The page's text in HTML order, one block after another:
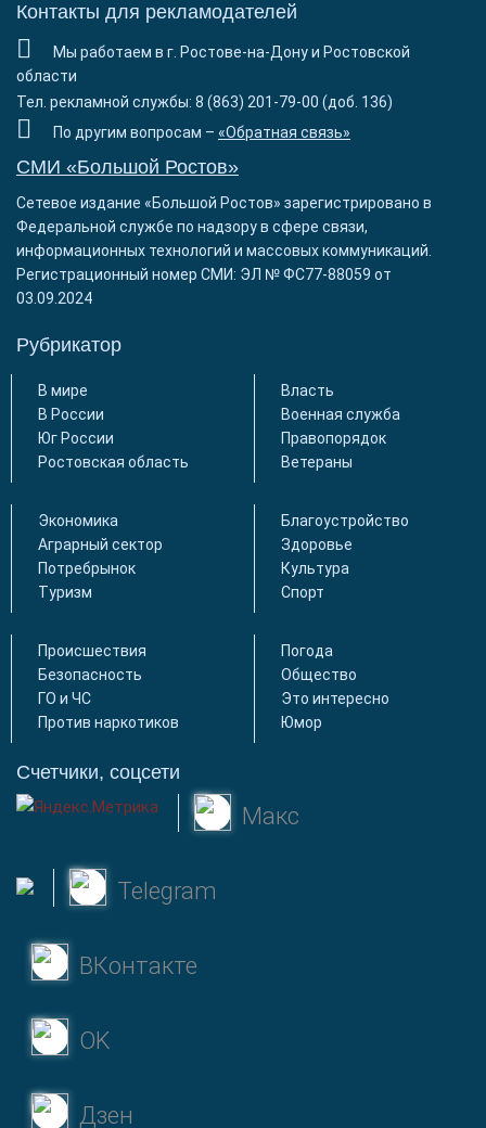
Контакты для рекламодателей
Мы работаем в г. Ростове-на-Дону и Ростовской
области
Тел. рекламной службы: 8 (863) 201-79-00 (доб. 136)
По другим вопросам – «Обратная связь»
СМИ «Большой Ростов»
Сетевое издание «Большой Ростов» зарегистрировано в
Федеральной службе по надзору в сфере связи,
информационных технологий и массовых коммуникаций.
Регистрационный номер СМИ: ЭЛ № ФС77-88059 от
03.09.2024
Рубрикатор
В мире
В России
Юг России
Ростовская область
Власть
Военная служба
Правопорядок
Ветераны
Экономика
Аграрный сектор
Потребрынок
Туризм
Благоустройство
Здоровье
Культура
Спорт
Происшествия
Безопасность
ГО и ЧС
Против наркотиков
Погода
Общество
Это интересно
Юмор
Счетчики, соцсети
Макс
Telegram
ВКонтакте
OK
Дзен